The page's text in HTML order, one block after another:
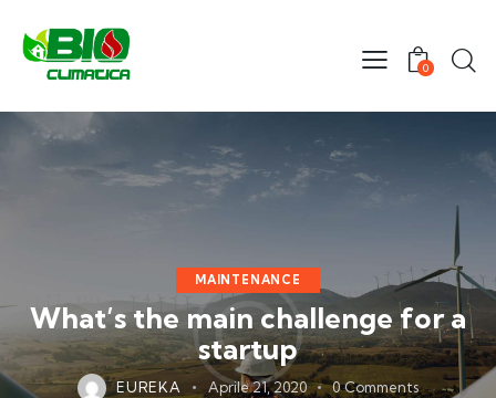
0
MAINTENANCE
What’s the main challenge for a
startup
EUREKA Aprile 21, 2020 0 Comments